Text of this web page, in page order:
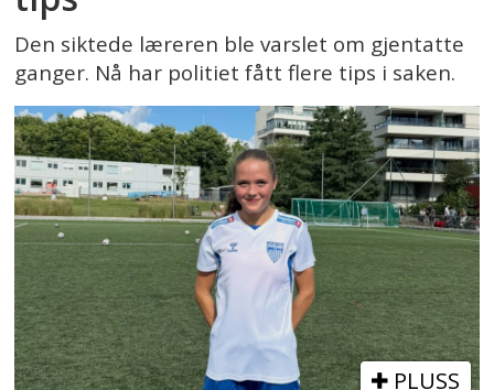
Den siktede læreren ble varslet om gjentatte
ganger. Nå har politiet fått flere tips i saken.
PLUSS